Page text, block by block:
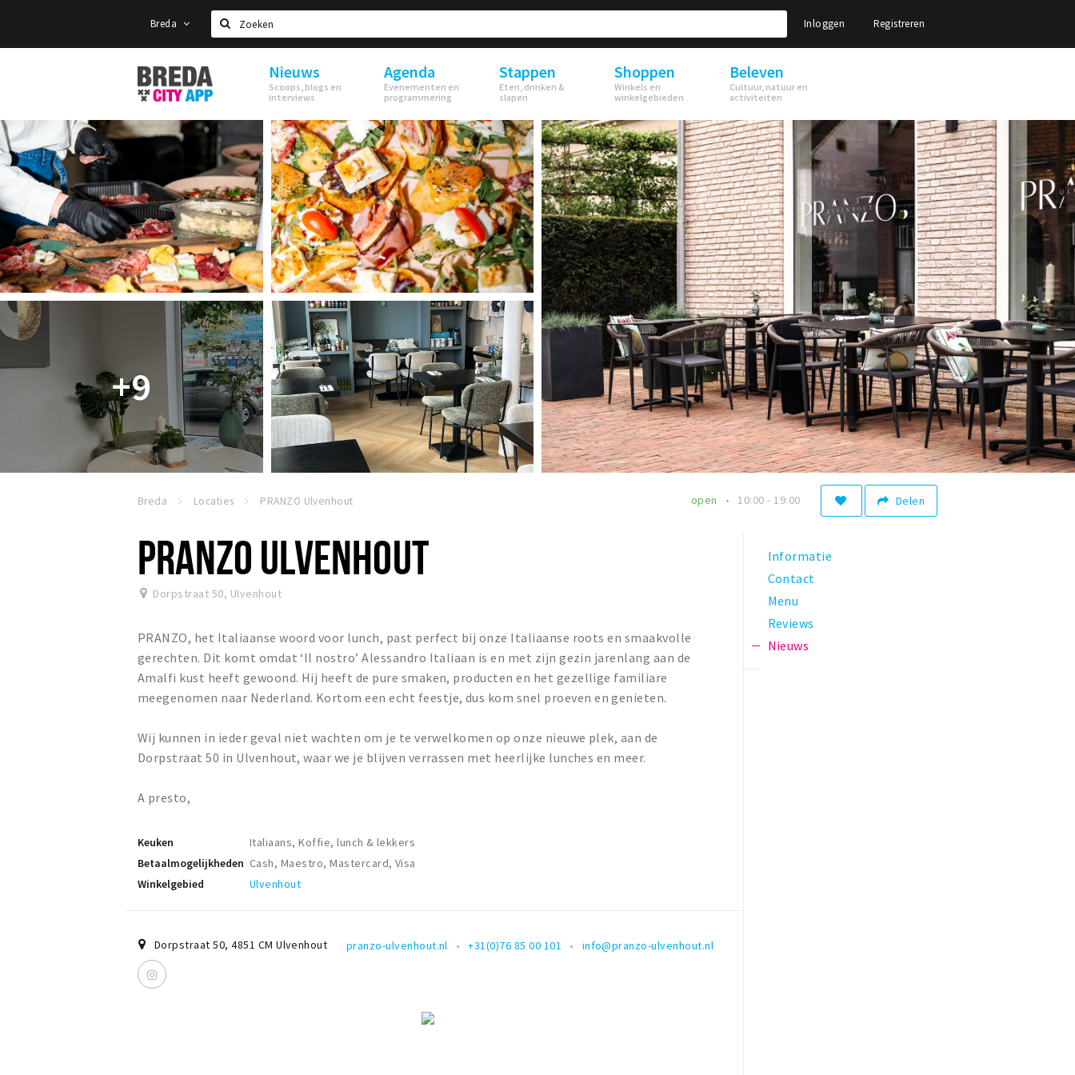
Breda
Zoeken
Inloggen Registreren
Stappen
&
Shoppen
Breda
Nieuws
Scoops, blogs en
interviews
Agenda
Evenementen en
programmering
Stappen
Eten, drinken &
slapen
Shoppen
Winkels en
winkelgebieden
Beleven
Cultuur, natuur en
activiteiten
+9
Breda Locaties PRANZO Ulvenhout Delen
open 10:00 - 19:00
PRANZO ULVENHOUT
Dorpstraat 50, Ulvenhout
PRANZO, het Italiaanse woord voor lunch, past perfect bij onze Italiaanse roots en smaakvolle
gerechten. Dit komt omdat ‘Il nostro’ Alessandro Italiaan is en met zijn gezin jarenlang aan de
Amalfi kust heeft gewoond. Hij heeft de pure smaken, producten en het gezellige familiare
meegenomen naar Nederland. Kortom een echt feestje, dus kom snel proeven en genieten.
Wij kunnen in ieder geval niet wachten om je te verwelkomen op onze nieuwe plek, aan de
Dorpstraat 50 in Ulvenhout, waar we je blijven verrassen met heerlijke lunches en meer.
A presto,
Keuken
Italiaans, Koffie, lunch & lekkers
Betaalmogelijkheden Cash, Maestro, Mastercard, Visa
Winkelgebied
Ulvenhout
Dorpstraat 50,4851 CMUlvenhout pranzo-ulvenhout.nl +31(0)76 85 00 101 info@pranzo-ulvenhout.nl
Informatie
Contact
Menu
Reviews
Nieuws